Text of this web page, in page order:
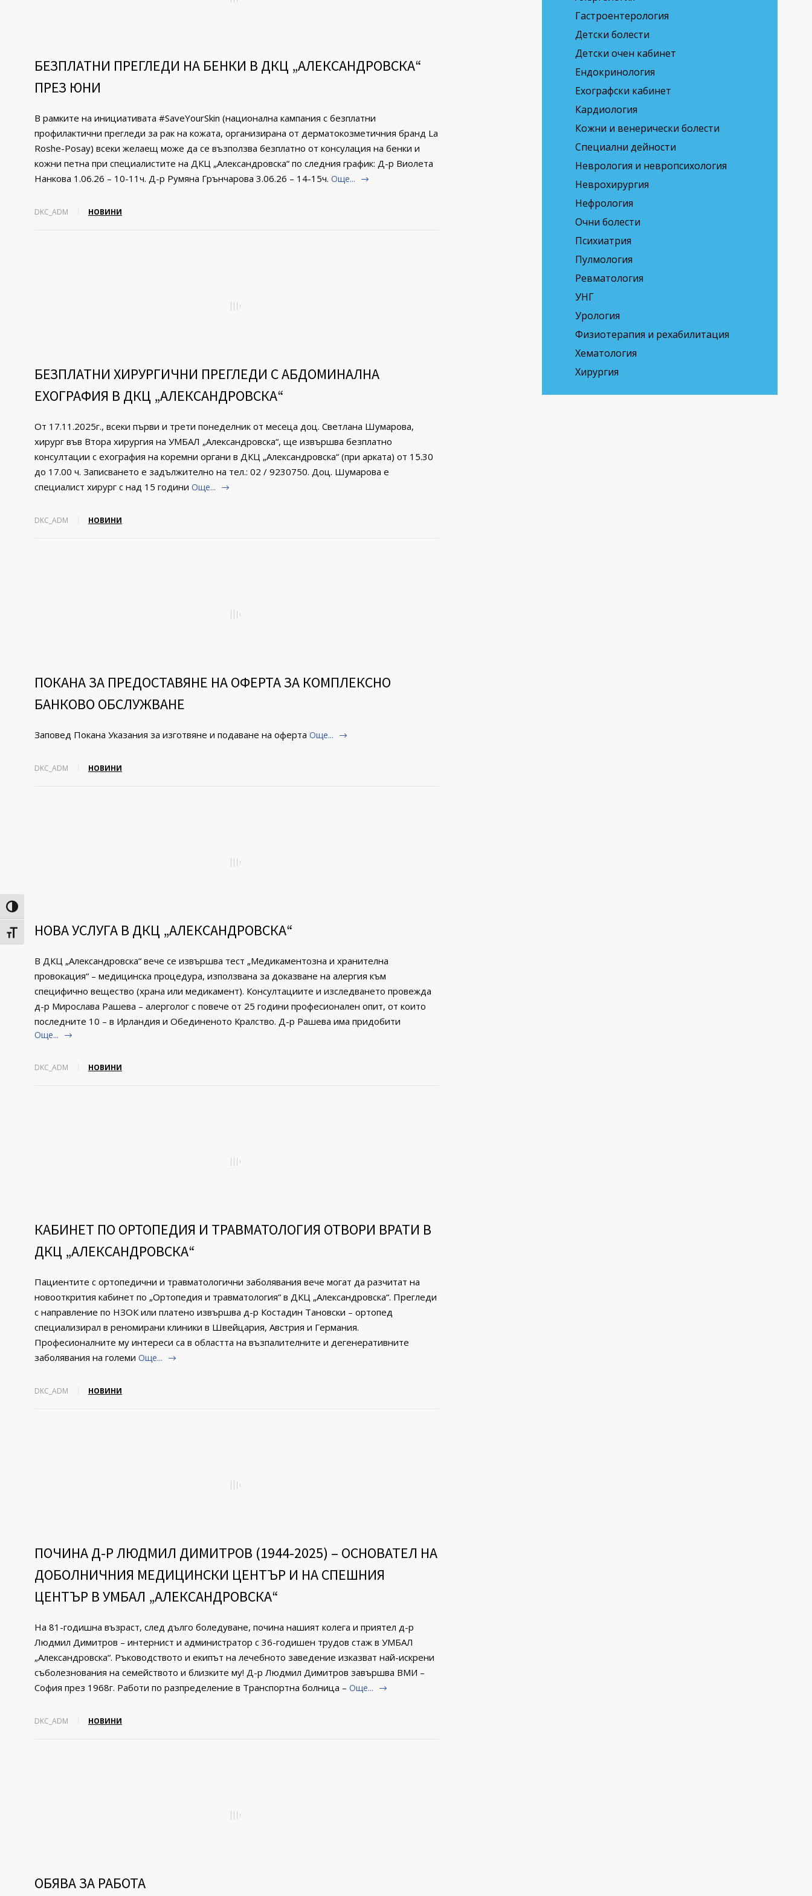
Toggle High Contrast
Toggle Font size
БЕЗПЛАТНИ ПРЕГЛЕДИ НА БЕНКИ В ДКЦ „АЛЕКСАНДРОВСКА“
ПРЕЗ ЮНИ
В рамките на инициативата #SaveYourSkin (национална кампания с безплатни
профилактични прегледи за рак на кожата, организирана от дерматокозметичния бранд La
Roshe-Posay) всеки желаещ може да се възползва безплатно от консулация на бенки и
кожни петна при специалистите на ДКЦ „Александровска“ по следния график: Д-р Виолета
Нанкова 1.06.26 – 10-11ч. Д-р Румяна Грънчарова 3.06.26 – 14-15ч. Още...
DKC_ADM НОВИНИ
БЕЗПЛАТНИ ХИРУРГИЧНИ ПРЕГЛЕДИ С АБДОМИНАЛНА
ЕХОГРАФИЯ В ДКЦ „АЛЕКСАНДРОВСКА“
От 17.11.2025г., всеки първи и трети понеделник от месеца доц. Светлана Шумарова,
хирург във Втора хирургия на УМБАЛ „Александровска“, ще извършва безплатно
консултации с ехография на коремни органи в ДКЦ „Александровска“ (при арката) от 15.30
до 17.00 ч. Записването е задължително на тел.: 02 / 9230750. Доц. Шумарова е
специалист хирург с над 15 години Още...
DKC_ADM НОВИНИ
ПОКАНА ЗА ПРЕДОСТАВЯНЕ НА ОФЕРТА ЗА КОМПЛЕКСНО
БАНКОВО ОБСЛУЖВАНЕ
Заповед Покана Указания за изготвяне и подаване на оферта Още...
DKC_ADM НОВИНИ
НОВА УСЛУГА В ДКЦ „АЛЕКСАНДРОВСКА“
В ДКЦ „Александровска“ вече се извършва тест „Медикаментозна и хранителна
провокация“ – медицинска процедура, използвана за доказване на алергия към
специфично вещество (храна или медикамент). Консултациите и изследването провежда
д-р Мирослава Рашева – алерголог с повече от 25 години професионален опит, от които
последните 10 – в Ирландия и Обединеното Кралство. Д-р Рашева има придобити
Още...
DKC_ADM НОВИНИ
КАБИНЕТ ПО ОРТОПЕДИЯ И ТРАВМАТОЛОГИЯ ОТВОРИ ВРАТИ В
ДКЦ „АЛЕКСАНДРОВСКА“
Пациентите с opтoпeдични и травматологични зaбoлявaния вече могат да разчитат на
новооткрития кабинет по „Ортопедия и травматология“ в ДКЦ „Александровска“. Прегледи
с направление по НЗОК или платено извършва д-р Костадин Тановски – ортопед
специализирал в реномирани клиники в Швейцария, Австрия и Германия.
Професионалните му интереси са в областта на възпалителните и дегенеративните
заболявания на големи Още...
DKC_ADM НОВИНИ
ПОЧИНА Д-Р ЛЮДМИЛ ДИМИТРОВ (1944-2025) – ОСНОВАТЕЛ НА
ДОБОЛНИЧНИЯ МЕДИЦИНСКИ ЦЕНТЪР И НА СПЕШНИЯ
ЦЕНТЪР В УМБАЛ „АЛЕКСАНДРОВСКА“
На 81-годишна възраст, след дълго боледуване, почина нашият колега и приятел д-р
Людмил Димитров – интернист и администратор с 36-годишен трудов стаж в УМБАЛ
„Александровска“. Ръководството и екипът на лечебното заведение изказват най-искрени
съболезнования на семейството и близките му! Д-р Людмил Димитров завършва ВМИ –
София през 1968г. Работи по разпределение в Транспортна болница – Още...
DKC_ADM НОВИНИ
ОБЯВА ЗА РАБОТА
Гастроентерология
Детски болести
Детски очен кабинет
Ендокринология
Ехографски кабинет
Кардиология
Кожни и венерически болести
Специални дейности
Неврология и невропсихология
Неврохирургия
Нефрология
Очни болести
Психиатрия
Пулмология
Ревматология
УНГ
Урология
Физиотерапия и рехабилитация
Хематология
Хирургия